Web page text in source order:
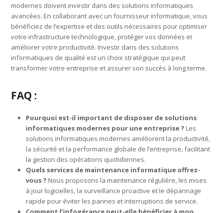
modernes doivent investir dans des solutions informatiques
avancées. En collaborant avec un fournisseur informatique, vous
bénéficiez de l’expertise et des outils nécessaires pour optimiser
votre infrastructure technologique, protéger vos données et
améliorer votre productivité. Investir dans des solutions
informatiques de qualité est un choix stratégique qui peut
transformer votre entreprise et assurer son succès à long terme.
FAQ :
Pourquoi est-il important de disposer de solutions
informatiques modernes pour une entreprise ? Les
solutions informatiques modernes améliorent la productivité,
la sécurité et la performance globale de l’entreprise, facilitant
la gestion des opérations quotidiennes.
Quels services de maintenance informatique offrez-
vous ? Nous proposons la maintenance régulière, les mises
à jour logicielles, la surveillance proactive et le dépannage
rapide pour éviter les pannes et interruptions de service.